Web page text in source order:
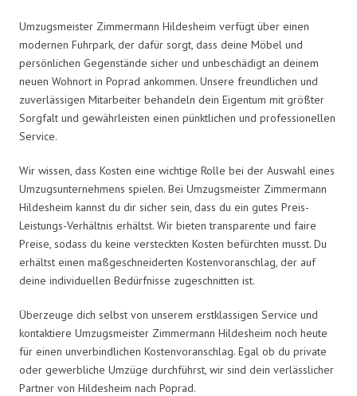
Umzugsmeister Zimmermann Hildesheim verfügt über einen
modernen Fuhrpark, der dafür sorgt, dass deine Möbel und
persönlichen Gegenstände sicher und unbeschädigt an deinem
neuen Wohnort in Poprad ankommen. Unsere freundlichen und
zuverlässigen Mitarbeiter behandeln dein Eigentum mit größter
Sorgfalt und gewährleisten einen pünktlichen und professionellen
Service.
Wir wissen, dass Kosten eine wichtige Rolle bei der Auswahl eines
Umzugsunternehmens spielen. Bei Umzugsmeister Zimmermann
Hildesheim kannst du dir sicher sein, dass du ein gutes Preis-
Leistungs-Verhältnis erhältst. Wir bieten transparente und faire
Preise, sodass du keine versteckten Kosten befürchten musst. Du
erhältst einen maßgeschneiderten Kostenvoranschlag, der auf
deine individuellen Bedürfnisse zugeschnitten ist.
Überzeuge dich selbst von unserem erstklassigen Service und
kontaktiere Umzugsmeister Zimmermann Hildesheim noch heute
für einen unverbindlichen Kostenvoranschlag. Egal ob du private
oder gewerbliche Umzüge durchführst, wir sind dein verlässlicher
Partner von Hildesheim nach Poprad.